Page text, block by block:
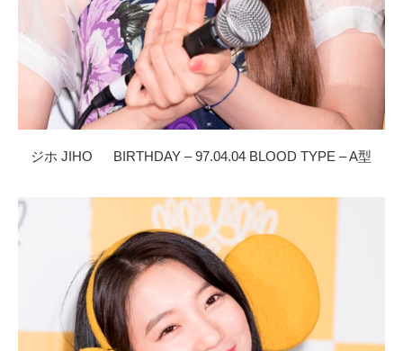
ジホ JIHO BIRTHDAY – 97.04.04 BLOOD TYPE – A型